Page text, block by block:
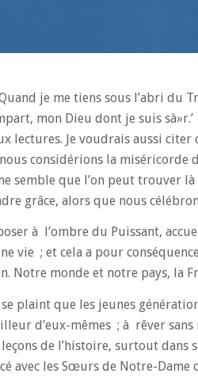
je me tiens sous l’abri du
mon Dieu dont je suis
lectures. Je voudrais aussi citer
considérions la miséricorde
semble que l’on peut trouver
grâce, alors que nous
à l’ombre du Puissant,
vie ; et cela a pour
Notre monde et notre pays, la
se plaint que les jeunes
d’eux-mêmes ; à rêver
leçons de l’histoire, surtout dans
avec les Sœurs de Notre-